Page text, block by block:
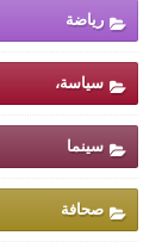
رياضة
سياسة،
سينما
صحافة